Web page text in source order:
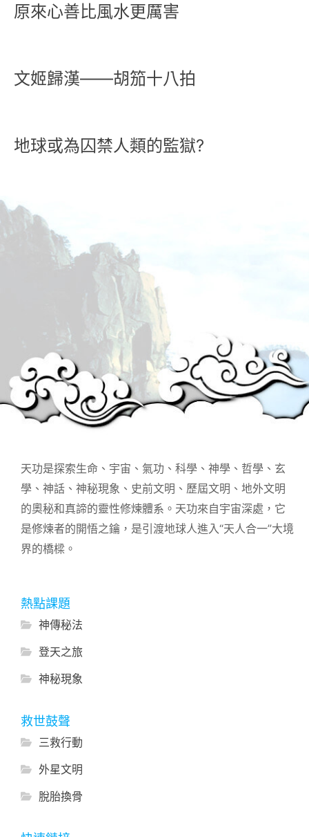
原來心善比風水更厲害
文姬歸漢——胡笳十八拍
地球或為囚禁人類的監獄?
天功是探索生命、宇宙、氣功、科學、神學、哲學、玄
學、神話、神秘現象、史前文明、歷屆文明、地外文明
的奧秘和真諦的靈性修煉體系。天功來自宇宙深處，它
是修煉者的開悟之鑰，是引渡地球人進入“天人合一”大境
界的橋樑。
熱點課題
神傳秘法
登天之旅
神秘現象
救世鼓聲
三救行動
外星文明
脫胎換骨